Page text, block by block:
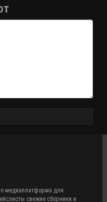
свежие сборники и